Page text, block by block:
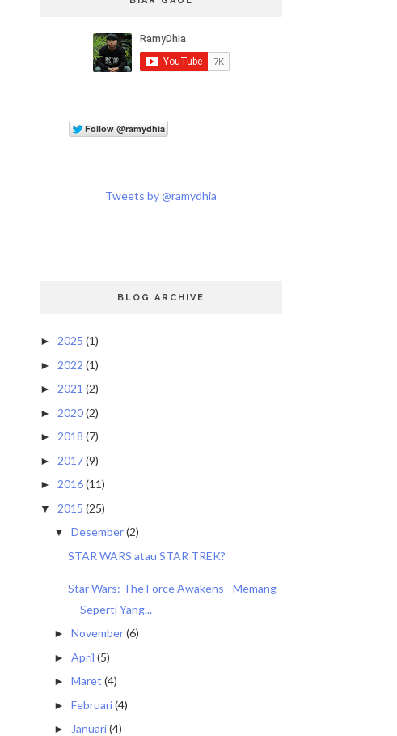
Tweets by @ramydhia
BLOG ARCHIVE
► 2025 (1)
► 2022 (1)
► 2021 (2)
► 2020(2)
► 2018 (7)
► 2017(9)
► 2016(11)
▼ 2015 (25)
▼ Desember(2)
STAR WARS atau STAR TREK?
Star Wars: The Force Awakens - Memang
Seperti Yang...
► November(6)
► April (5)
► Maret (4)
► Februari(4)
► Januari(4)